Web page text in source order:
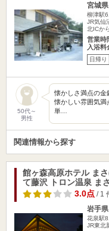
宮城
柳津駅
JR気仙
北ICか
営業時
入浴料
日帰り
50代～
男性
懐かしさ満点の金
懐かしい雰囲気満
単…
関連情報から探す
館ヶ森高原ホテル ま
て藤沢 トロン温泉 ま
3.0点/ 1
岩手
花泉駅
JR東北